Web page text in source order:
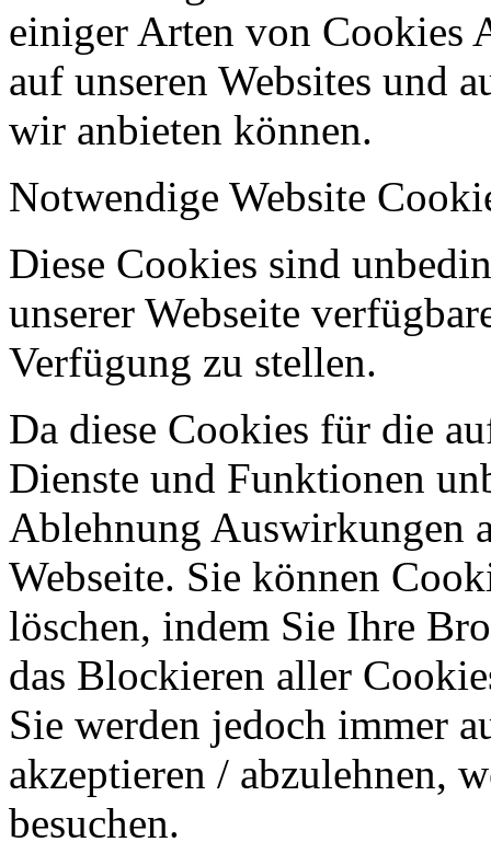
einiger Arten von Cookies
auf unseren Websites und
wir anbieten können.
Notwendige Website
Diese Cookies sind
unserer Webseite
Verfügung zu stellen.
Da diese Cookies für die
Dienste und Funktionen
Ablehnung Auswirkungen
Webseite. Sie können
löschen, indem Sie Ihre
das Blockieren aller
Sie werden jedoch immer
akzeptieren / abzulehnen,
besuchen.